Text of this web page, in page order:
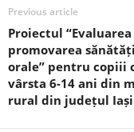
Previous article
Proiectul “Evaluarea
promovarea
orale” pentru copiii
vârsta 6-14 ani din
rural din județul Iași